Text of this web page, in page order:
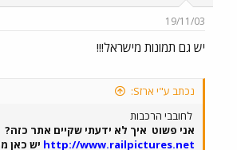
19/11/03
יש גם תמונות מישראל!!!
נכתב ע"י ארזS:
לחובבי הרכבות
אני פשוט איך לא ידעתי שקיים אתר כזה?
http://www.railpictures.net יש כאן